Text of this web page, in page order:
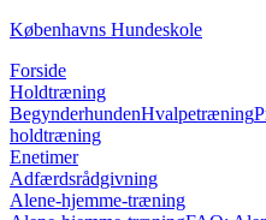
Københavns Hundeskole
Forside
Holdtræning
BegynderhundenHvalpetræning
holdtræning
Enetimer
Adfærdsrådgivning
Alene-hjemme-træning